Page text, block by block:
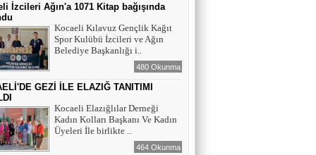
DİKİLİ TAŞLAR - 8
İzcileri Ağın'a 1071 Kitap bağışında
Kocaeli Kılavuz Gençlik Kağıt
Spor Kulübü İzcileri ve Ağın
Belediye Başkanlığı i..
480 Okunma
GEZİ İLE ELAZIĞ TANITIMI
Kocaeli Elazığlılar Derneği
Kadın Kolları Başkanı Ve Kadın
Üyeleri İle birlikte ..
464 Okunma